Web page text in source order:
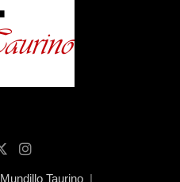
Mundillo Taurino